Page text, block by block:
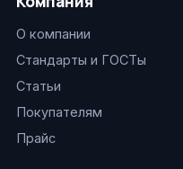
О компании
Стандарты и ГОСТы
Статьи
Покупателям
Прайс